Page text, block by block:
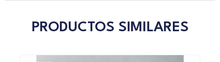
PRODUCTOS SIMILARES